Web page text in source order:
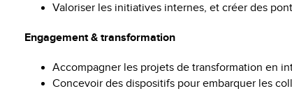
Valoriser les initiatives internes, et créer des
Engagement & transformation
Accompagner les projets de transformation en
Concevoir des dispositifs pour embarquer les